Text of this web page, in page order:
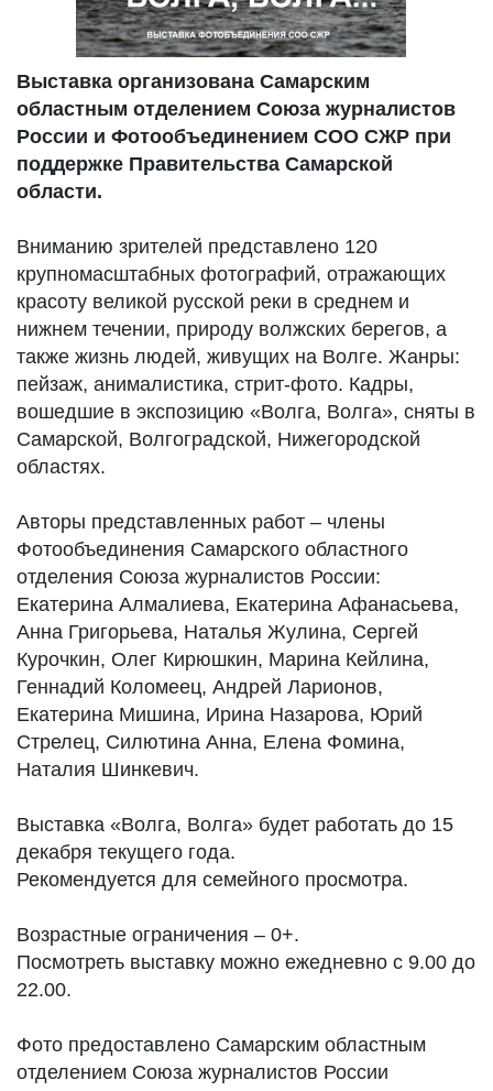
Выставка организована Самарским
областным отделением Союза журналистов
России и Фотообъединением СОО СЖР при
поддержке Правительства Самарской
области.
Вниманию зрителей представлено 120
крупномасштабных фотографий, отражающих
красоту великой русской реки в среднем и
нижнем течении, природу волжских берегов, а
также жизнь людей, живущих на Волге. Жанры:
пейзаж, анималистика, стрит-фото. Кадры,
вошедшие в экспозицию «Волга, Волга», сняты в
Самарской, Волгоградской, Нижегородской
областях.
Авторы представленных работ – члены
Фотообъединения Самарского областного
отделения Союза журналистов России:
Екатерина Алмалиева, Екатерина Афанасьева,
Анна Григорьева, Наталья Жулина, Сергей
Курочкин, Олег Кирюшкин, Марина Кейлина,
Геннадий Коломеец, Андрей Ларионов,
Екатерина Мишина, Ирина Назарова, Юрий
Стрелец, Силютина Анна, Елена Фомина,
Наталия Шинкевич.
Выставка «Волга, Волга» будет работать до 15
декабря текущего года.
Рекомендуется для семейного просмотра.
Возрастные ограничения – 0+.
Посмотреть выставку можно ежедневно с 9.00 до
22.00.
Фото предоставлено Самарским областным
отделением Союза журналистов России